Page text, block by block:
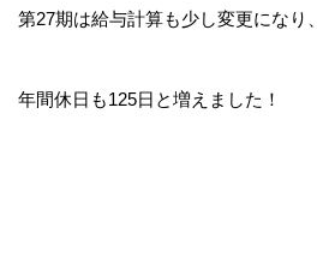
第27期は給与計算も少し変更になり、
年間休日も125日と増えました！